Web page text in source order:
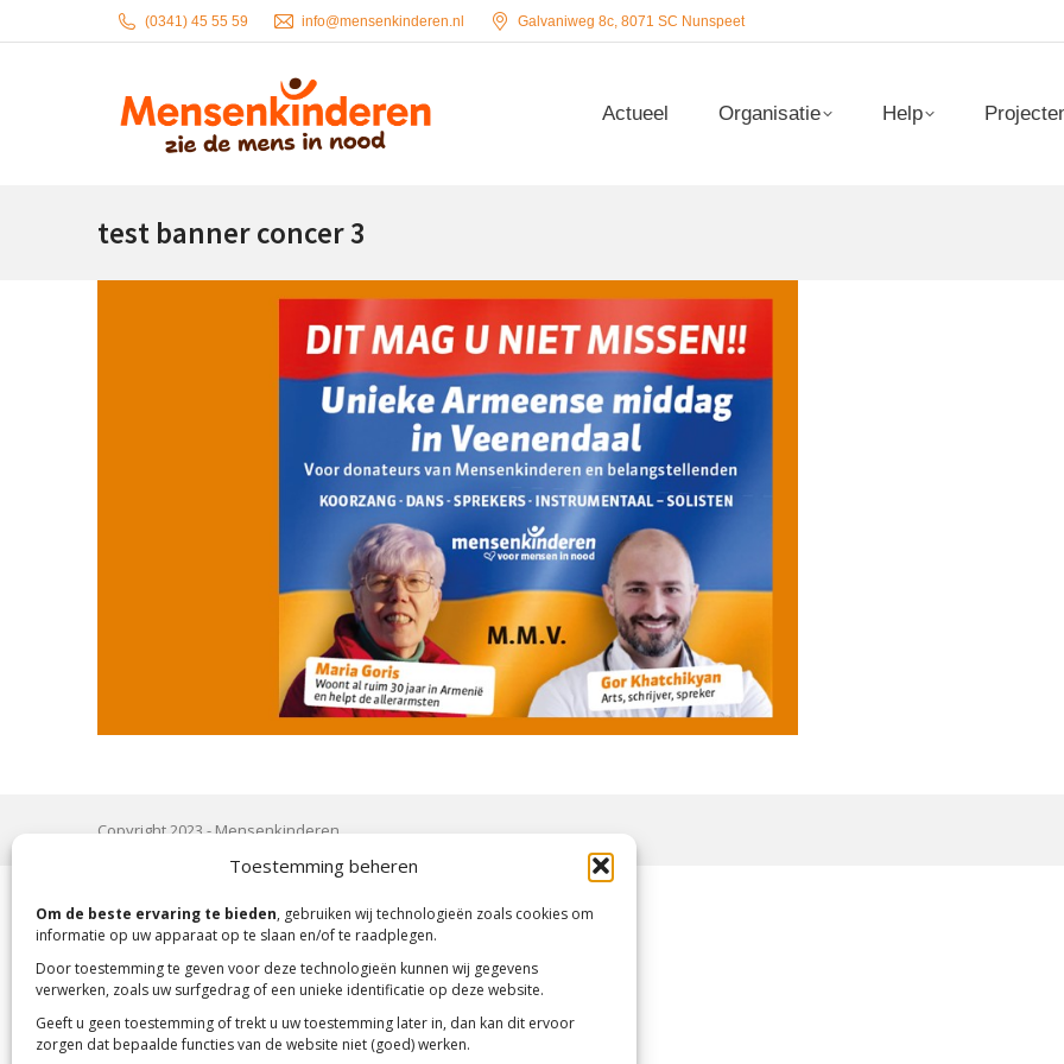
Toestemming beheren
Om de beste ervaring te bieden, gebruiken wij technologieën zoals cookies om
informatie op uw apparaat op te slaan en/of te raadplegen.
Door toestemming te geven voor deze technologieën kunnen wij gegevens
verwerken, zoals uw surfgedrag of een unieke identificatie op deze website.
Geeft u geen toestemming of trekt u uw toestemming later in, dan kan dit ervoor
zorgen dat bepaalde functies van de website niet (goed) werken.
(0341) 45 55 59 info@mensenkinderen.nl Galvaniweg 8c, 8071 SC Nunspeet
Actueel Organisatie Help
test banner concer 3
Copyright 2023 -Mensenkinderen
Actueel Organisatie Help